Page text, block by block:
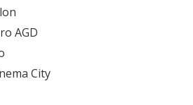
AGD
City